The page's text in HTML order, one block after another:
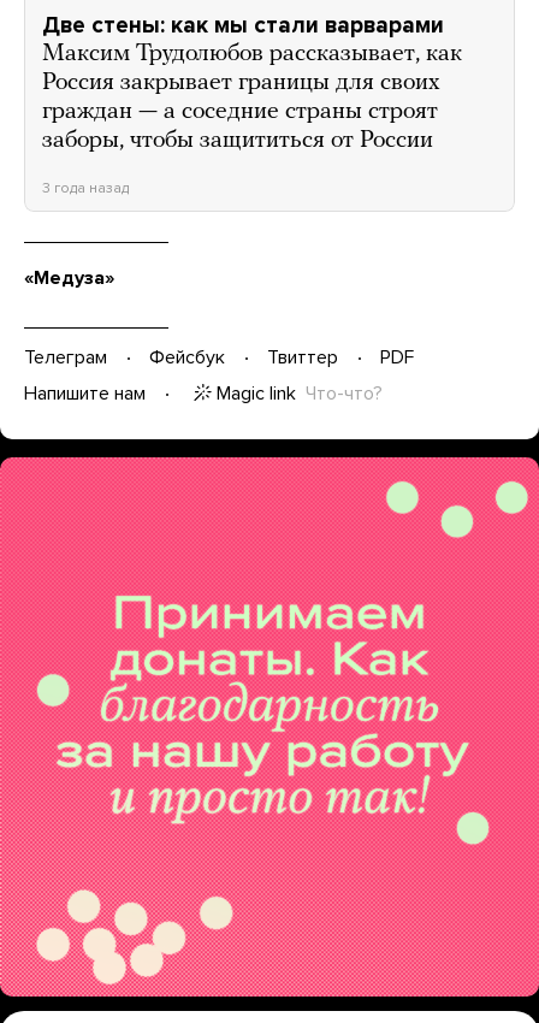
Две стены: как мы стали варварами
Максим Трудолюбов рассказывает, как
Россия закрывает границы для своих
граждан — а соседние страны строят
заборы, чтобы защититься от России
3 года назад
«Медуза»
Телеграм Фейсбук Твиттер
PDF
Напишите нам
Magic link Что-что?